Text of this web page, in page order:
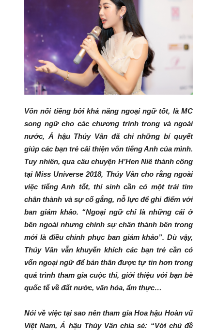
Vốn nổi tiếng bởi khả năng ngoại ngữ tốt, là MC
song ngữ cho các chương trình trong và ngoài
nước, Á hậu Thúy Vân đã chỉ những bí quyết
giúp các bạn trẻ cải thiện vốn tiếng Anh của mình.
Tuy nhiên, qua câu chuyện H’Hen Niê thành công
tại Miss Universe 2018, Thúy Vân cho rằng ngoài
việc tiếng Anh tốt, thí sinh cần có một trái tim
chân thành và sự cố gắng, nỗ lực để ghi điểm với
ban giám khảo. “Ngoại ngữ chỉ là những cái ở
bên ngoài nhưng chính sự chân thành bên trong
mới là điều chinh phục ban giám khảo”. Dù vậy,
Thúy Vân vẫn khuyến khích các bạn trẻ cần có
vốn ngoại ngữ để bản thân được tự tin hơn trong
quá trình tham gia cuộc thi, giới thiệu với bạn bè
quốc tế về đất nước, văn hóa, ẩm thực…
Nói về việc tại sao nên tham gia Hoa hậu Hoàn vũ
Việt Nam, Á hậu Thúy Vân chia sẻ: “Với chủ đề